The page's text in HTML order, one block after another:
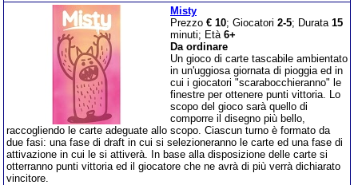
Misty
Prezzo € 10; Giocatori 2-5; Durata 15
minuti; Età 6+
Da ordinare
Un gioco di carte tascabile ambientato
in un'uggiosa giornata di pioggia ed in
cui i giocatori "scarabocchieranno" le
finestre per ottenere punti vittoria. Lo
scopo del gioco sarà quello di
comporre il disegno più bello,
raccogliendo le carte adeguate allo scopo. Ciascun turno è formato da
due fasi: una fase di draft in cui si selezioneranno le carte ed una fase di
attivazione in cui le si attiverà. In base alla disposizione delle carte si
otterranno punti vittoria ed il giocatore che ne avrà di più verrà dichiarato
vincitore.